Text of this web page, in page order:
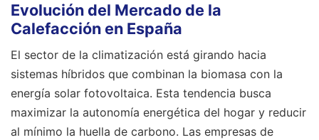
Evolución del Mercado de la
Calefacción en España
El sector de la climatización está girando hacia
sistemas híbridos que combinan la biomasa con la
energía solar fotovoltaica. Esta tendencia busca
maximizar la autonomía energética del hogar y reducir
al mínimo la huella de carbono. Las empresas de